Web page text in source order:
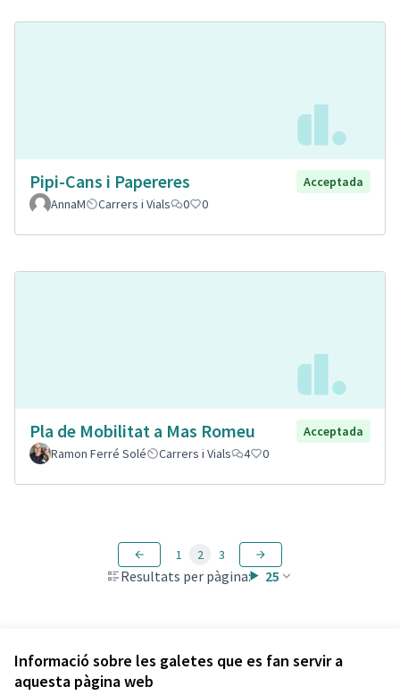
Informació sobre les galetes que es fan servir a
aquesta pàgina web
Pipi-Cans i Papereres
Acceptada
AnnaM
Carrers i Vials 0 0
Pla de Mobilitat a Mas Romeu
Acceptada
Ramon Ferré Solé
Carrers i Vials 4 0
Resultats per pàgina: 25
1 2 3
Veure totes les propostes retirades